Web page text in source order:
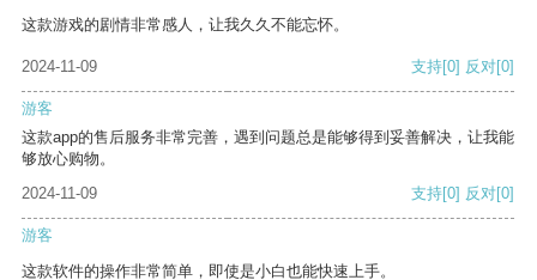
这款游戏的剧情非常感人，让我久久不能忘怀。
2024-11-09 支持[0] 反对[0]
游客
这款app的售后服务非常完善，遇到问题总是能够得到妥善解决，让我能
够放心购物。
2024-11-09
支持[0] 反对[0]
游客
这款软件的操作非常简单，即使是小白也能快速上手。